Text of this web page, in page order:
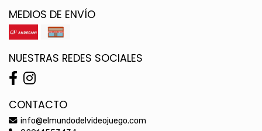
MEDIOS DE ENVÍO
NUESTRAS REDES SOCIALES
CONTACTO
info@elmundodelvideojuego.com